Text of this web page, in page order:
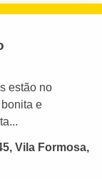
estão no
e
Vila Formosa,